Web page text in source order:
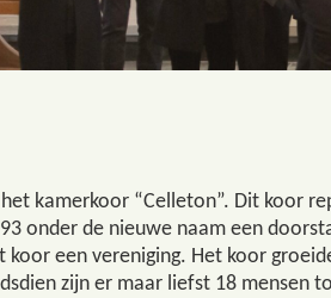
kamerkoor “Celleton”. Dit koor
onder de nieuwe naam een
koor een vereniging. Het koor
zijn er maar liefst 18